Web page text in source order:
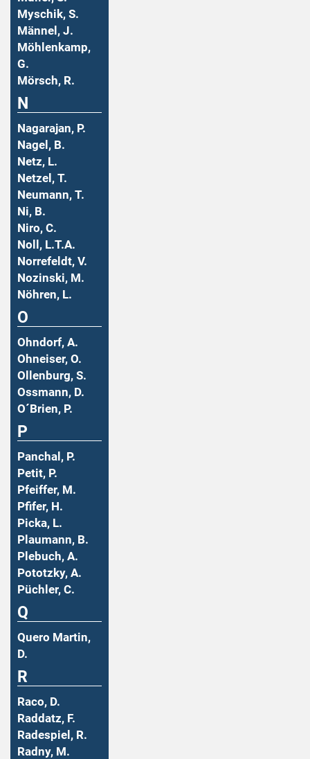
Myschik, S.
Männel, J.
Möhlenkamp,
G.
Mörsch, R.
N
Nagarajan, P.
Nagel, B.
Netz, L.
Netzel, T.
Neumann, T.
Ni, B.
Niro, C.
Noll, L.T.A.
Norrefeldt, V.
Nozinski, M.
Nöhren, L.
O
Ohndorf, A.
Ohneiser, O.
Ollenburg, S.
Ossmann, D.
O´Brien, P.
P
Panchal, P.
Petit, P.
Pfeiffer, M.
Pfifer, H.
Picka, L.
Plaumann, B.
Plebuch, A.
Pototzky, A.
Püchler, C.
Q
Quero Martin,
D.
R
Raco, D.
Raddatz, F.
Radespiel, R.
Radny, M.